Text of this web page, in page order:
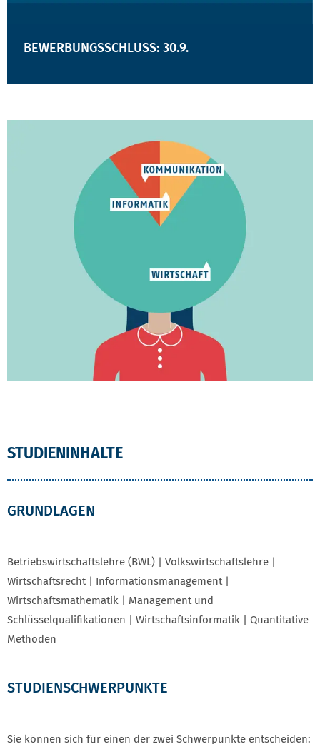
BEWERBUNGSSCHLUSS: 30.9.
STUDIENINHALTE
GRUNDLAGEN
Betriebswirtschaftslehre (BWL) | Volkswirtschaftslehre |
Wirtschaftsrecht | Informationsmanagement |
Wirtschaftsmathematik | Management und
Schlüsselqualifikationen | Wirtschaftsinformatik | Quantitative
Methoden
STUDIENSCHWERPUNKTE
Sie können sich für einen der zwei Schwerpunkte entscheiden: